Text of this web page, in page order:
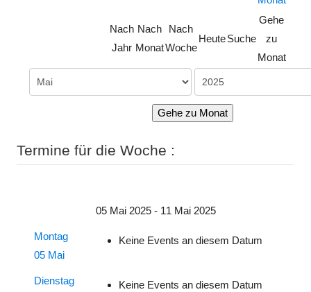
Nach
Jahr
Nach
Monat
Nach
Woche
HeuteSuche
Gehe
zu
Monat
Gehe zu Monat
Termine für die Woche :
05 Mai 2025 - 11 Mai 2025
Montag
05 Mai
Keine Events an diesem Datum
Dienstag
Keine Events an diesem Datum